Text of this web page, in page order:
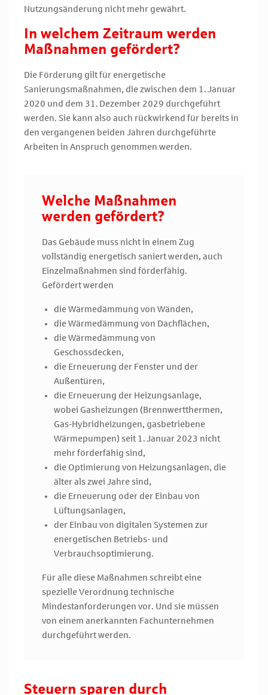
Nutzungsänderung nicht mehr gewährt.
In welchem Zeitraum werden
Maßnahmen gefördert?
Die Förderung gilt für energetische
Sanierungsmaßnahmen, die zwischen dem 1. Januar
2020 und dem 31. Dezember 2029 durchgeführt
werden. Sie kann also auch rückwirkend für bereits in
den vergangenen beiden Jahren durchgeführte
Arbeiten in Anspruch genommen werden.
Welche Maßnahmen
werden gefördert?
Das Gebäude muss nicht in einem Zug
vollständig energetisch saniert werden, auch
Einzelmaßnahmen sind förderfähig.
Gefördert werden
die Wärmedämmung von Wänden,
die Wärmedämmung von Dachflächen,
die Wärmedämmung von
Geschossdecken,
die Erneuerung der Fenster und der
Außentüren,
die Erneuerung der Heizungsanlage,
wobei Gasheizungen (Brennwertthermen,
Gas-Hybridheizungen, gasbetriebene
Wärmepumpen) seit 1. Januar 2023 nicht
mehr förderfähig sind,
die Optimierung von Heizungsanlagen, die
älter als zwei Jahre sind,
die Erneuerung oder der Einbau von
Lüftungsanlagen,
der Einbau von digitalen Systemen zur
energetischen Betriebs- und
Verbrauchsoptimierung.
Für alle diese Maßnahmen schreibt eine
spezielle Verordnung technische
Mindestanforderungen vor. Und sie müssen
von einem anerkannten Fachunternehmen
durchgeführt werden.
Steuern sparen durch